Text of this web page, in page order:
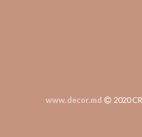
www.decor.md 2020